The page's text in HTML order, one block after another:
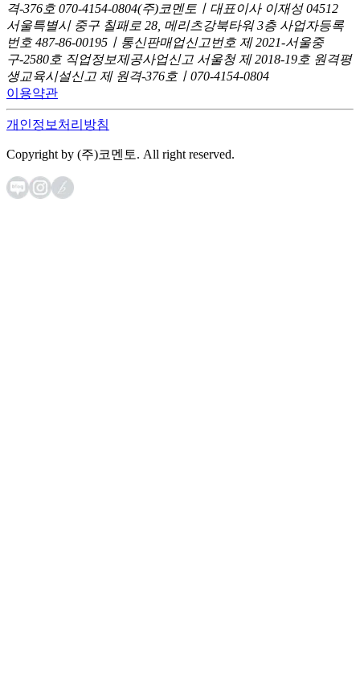
격-376호 070-4154-0804(주)코멘토ㅣ대표이사 이재성 04512
서울특별시 중구 칠패로 28, 메리츠강북타워 3층 사업자등록
번호 487-86-00195ㅣ통신판매업신고번호 제 2021-서울중
구-2580호 직업정보제공사업신고 서울청 제 2018-19호 원격평
생교육시설신고 제 원격-376호ㅣ070-4154-0804
이용약관
개인정보처리방침
Copyright by (주)코멘토. All right reserved.